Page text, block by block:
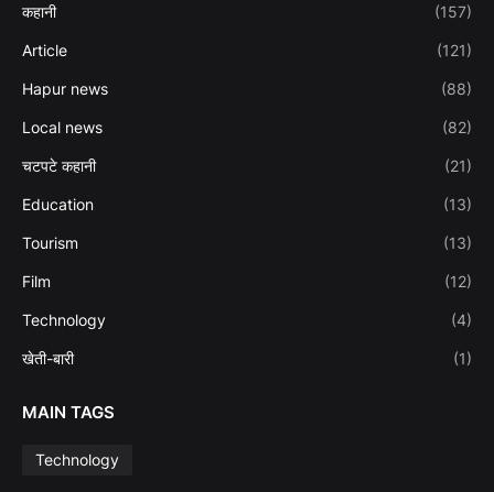
कहानी (157)
Article (121)
Hapur news (88)
Local news (82)
चटपटे कहानी (21)
Education (13)
Tourism (13)
Film (12)
Technology (4)
खेती-बारी (1)
MAIN TAGS
Technology